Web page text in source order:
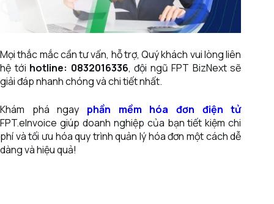
Mọi thắc mắc cần tư vấn, hỗ trợ, Quý khách vui lòng liên
hệ tới hotline: 0832016336, đội ngũ FPT BizNext sẽ
giải đáp nhanh chóng và chi tiết nhất.
Khám phá ngay phần mềm hóa đơn điện tử
FPT.eInvoice giúp doanh nghiệp của bạn tiết kiệm chi
phí và tối ưu hóa quy trình quản lý hóa đơn một cách dễ
dàng và hiệu quả!